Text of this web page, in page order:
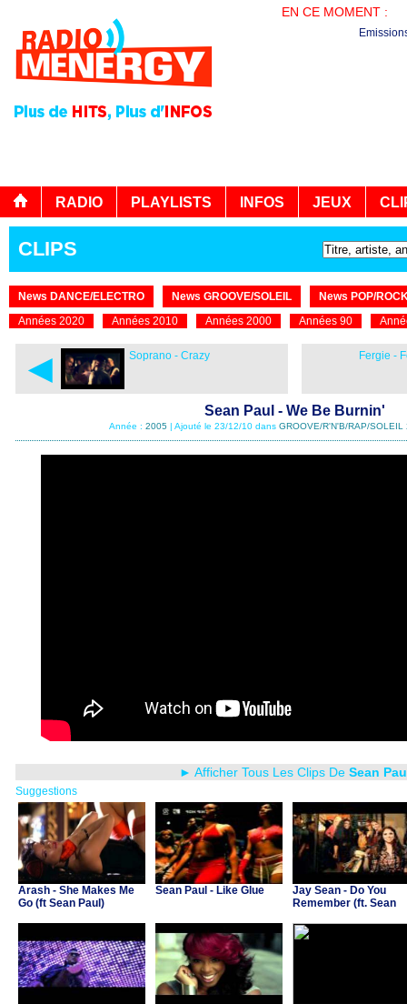
EN CE MOMENT :
RADIO PLAYLISTS INFOS JEUX
CLIPS
News DANCE/ELECTRO News GROOVE/SOLEIL
News POP/
Années 2020
Années 2010 Années 2000 Années 90
◄ Soprano - Crazy Fergie -
Sean Paul - We Be Burnin'
Année : 2005 | Ajouté le 23/12/10 dans GROOVE/R'N'B/RAP/SOLEIL
► Afficher Tous Les Clips De Sean
Suggestions
Arash - She Makes Me
Go (ft Sean Paul)
Sean Paul - Like Glue
Jay Sean - Do You
Remember (ft. Sean